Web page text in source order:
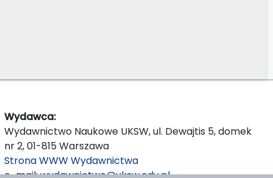
Wydawca:
Wydawnictwo Naukowe UKSW, ul. Dewajtis 5, domek
nr 2, 01-815 Warszawa
Strona WWW Wydawnictwa